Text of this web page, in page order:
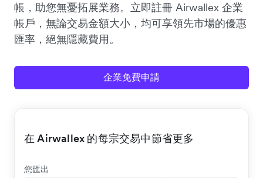
帳，助您無憂拓展業務。立即註冊 Airwallex 企業
帳戶，無論交易金額大小，均可享領先市場的優惠
匯率，絕無隱藏費用。
企業免費申請
在 Airwallex 的每宗交易中節省更多
您匯出